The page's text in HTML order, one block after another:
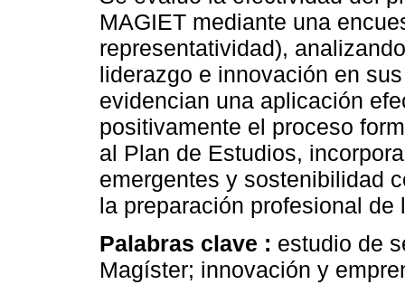
MAGIET mediante una
representatividad),
liderazgo e innovación en
evidencian una aplicación
positivamente el proceso
al Plan de Estudios,
emergentes y sostenibilidad
la preparación profesional de
Palabras clave : estudio de
Magíster; innovación y